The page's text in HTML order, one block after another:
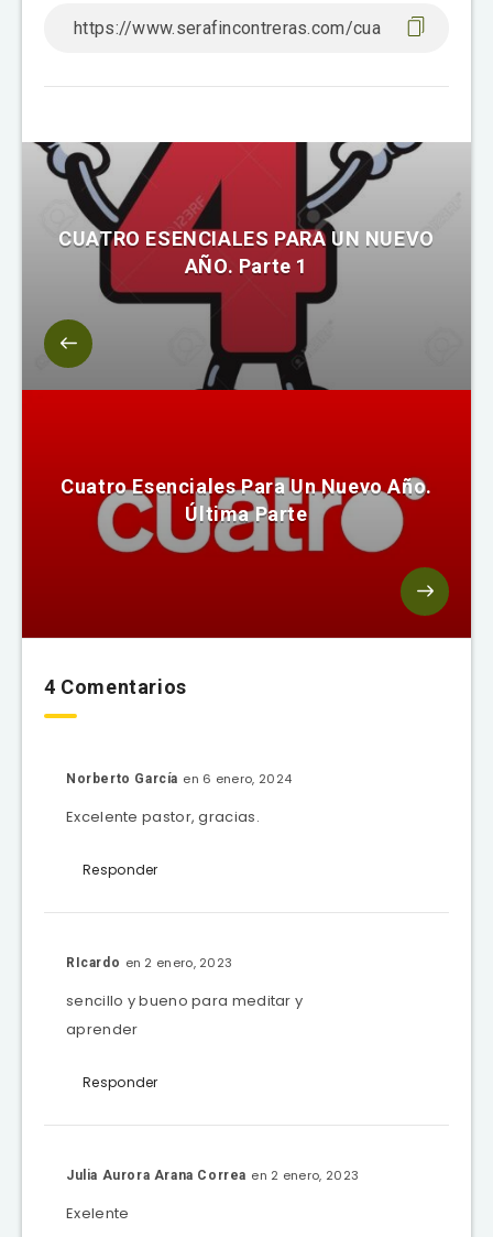
CUATRO ESENCIALES PARA UN NUEVO
AÑO. Parte 1
Cuatro Esenciales Para Un Nuevo Año.
Última Parte
4 Comentarios
Norberto García en 6 enero, 2024
Excelente pastor, gracias.
Responder
RIcardo en 2 enero, 2023
sencillo y bueno para meditar y
aprender
Responder
Julia Aurora Arana Correa en 2 enero, 2023
Exelente